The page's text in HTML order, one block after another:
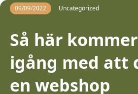
09/09/2022 Uncategorized
Så här
igång med att
en webshop